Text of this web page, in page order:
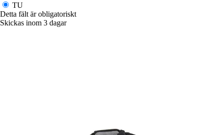
TU
Detta fält är obligatoriskt
Skickas inom 3 dagar